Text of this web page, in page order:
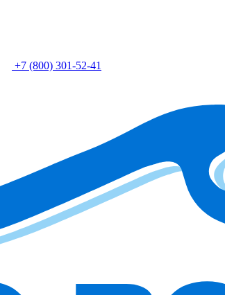
+7 (800) 301-52-41